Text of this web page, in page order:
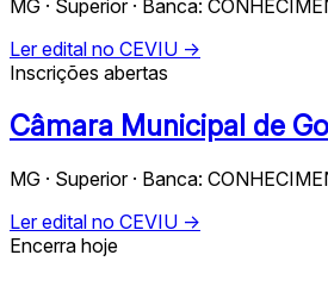
MG · Superior · Banca:
Ler edital no CEVIU →
Inscrições abertas
Câmara Municipal de
MG · Superior · Banca:
Ler edital no CEVIU →
Encerra hoje